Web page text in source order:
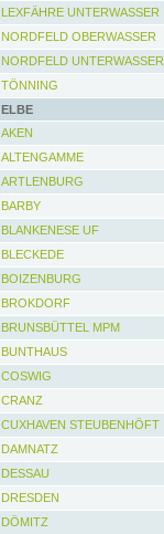
LEXFÄHRE UNTERWASSER
NORDFELD OBERWASSER
NORDFELD UNTERWASSER
TÖNNING
ELBE
AKEN
ALTENGAMME
ARTLENBURG
BARBY
BLANKENESE UF
BLECKEDE
BOIZENBURG
BROKDORF
BRUNSBÜTTEL MPM
BUNTHAUS
COSWIG
CRANZ
CUXHAVEN STEUBENHÖFT
DAMNATZ
DESSAU
DRESDEN
DÖMITZ